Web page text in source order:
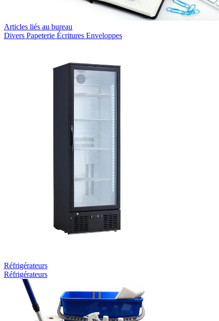
Articles liés au bureau
Divers Papeterie Écritures Enveloppes
Réfrigérateurs
Réfrigérateurs